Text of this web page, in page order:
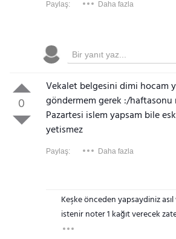
Paylaş: Daha fazla
0
Vekalet belgesini dimi hocam
göndermem gerek :/haftasonu
Pazartesi islem yapsam bile
yetismez
Paylaş: Daha fazla
Keşke önceden yapsaydiniz
istenir noter 1 kağıt verecek